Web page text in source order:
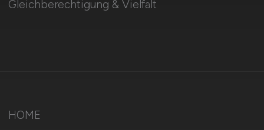
Gleichberechtigung & Vielfalt
HOME